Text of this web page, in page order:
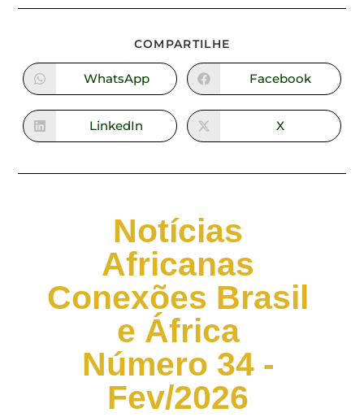
COMPARTILHE
WhatsApp Facebook
LinkedIn X
Notícias
Africanas
Conexões Brasil
e África
Número 34 -
Fev/2026